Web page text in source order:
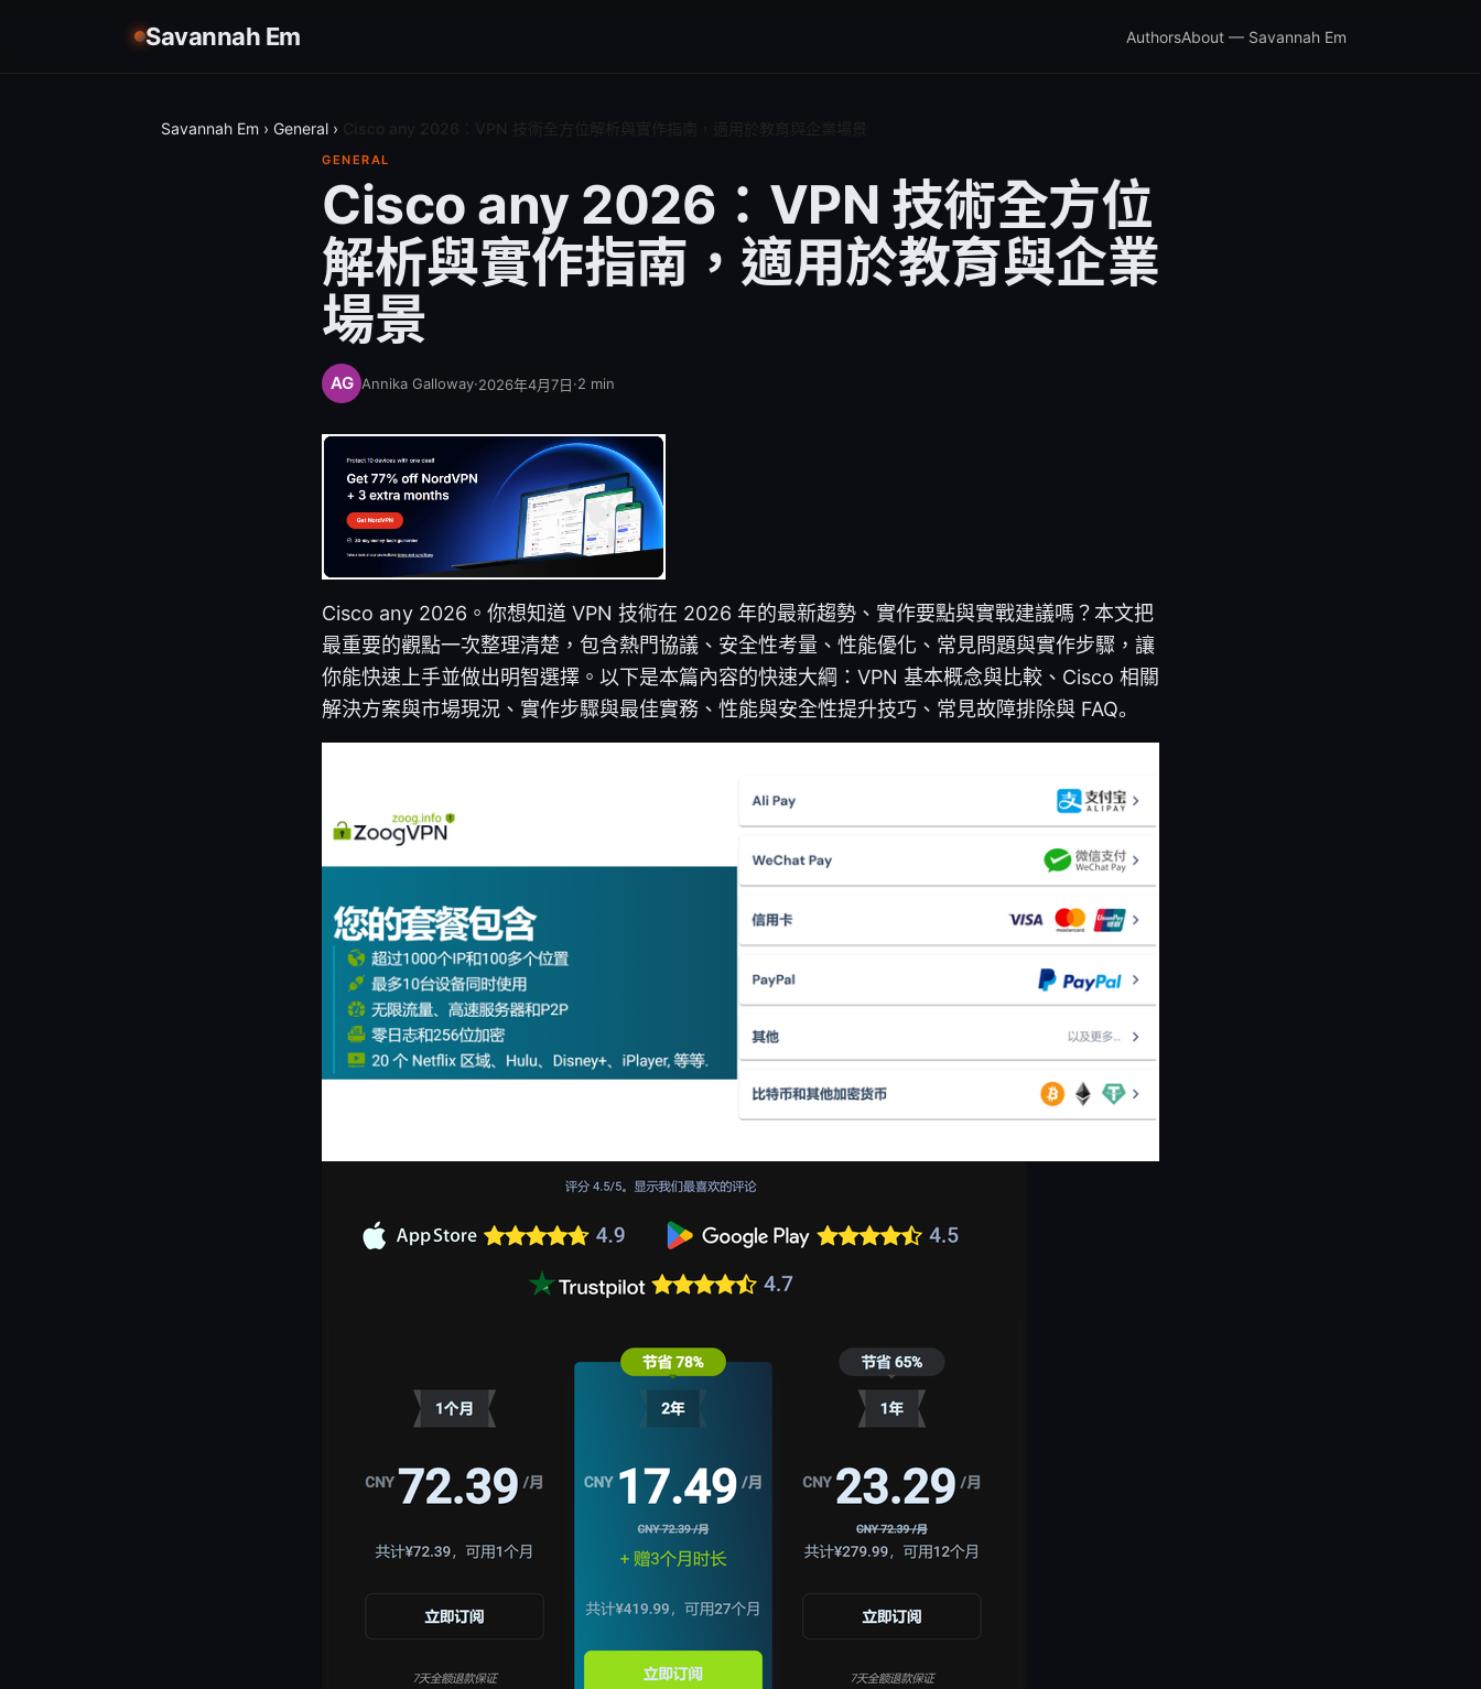
Savannah Em AuthorsAbout — Savannah Em
Savannah Em › General ›
GENERAL
Cisco any 2026：VPN 技術全方位
解析與實作指南，適用於教育與企業
場景
Annika Galloway·2026年4月7日·2 min
Cisco any 2026。你想知道 VPN 技術在 2026 年的最新趨勢、實作要點與實戰建議嗎？本文把
最重要的觀點一次整理清楚，包含熱門協議、安全性考量、性能優化、常見問題與實作步驟，讓
你能快速上手並做出明智選擇。以下是本篇內容的快速大綱：VPN 基本概念與比較、Cisco 相關
解決方案與市場現況、實作步驟與最佳實務、性能與安全性提升技巧、常見故障排除與 FAQ。